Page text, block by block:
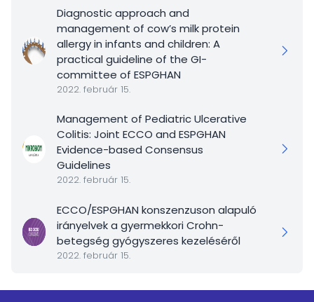
Diagnostic approach and
management of cow’s milk protein
allergy in infants and children: A
practical guideline of the GI-
committee of ESPGHAN
2022. február 15.
Management of Pediatric Ulcerative
Colitis: Joint ECCO and ESPGHAN
Evidence-based Consensus
Guidelines
2022. február 15.
ECCO/ESPGHAN konszenzuson alapuló
irányelvek a gyermekkori Crohn-
betegség gyógyszeres kezeléséről
2022. február 15.